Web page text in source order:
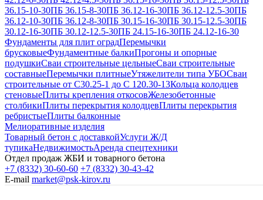
36.15-10-30ПБ 36.15-8-30ПБ 36.12-16-30ПБ 36.12-12.5-30ПБ
36.12-10-30ПБ 36.12-8-30ПБ 30.15-16-30ПБ 30.15-12.5-30ПБ
30.12-16-30ПБ 30.12-12.5-30ПБ 24.15-16-30ПБ 24.12-16-30
Фундаменты для плит оградПеремычки
брусковыеФундаментные балкиПрогоны и опорные
подушкиСваи строительные цельныеСваи строительные
составныеПеремычки плитныеУтяжелители типа УБОСваи
строительные от С30.25-1 до С 120.30-13Кольца колодцев
стеновыеПлиты крепления откосовЖелезобетонные
столбикиПлиты перекрытия колодцевПлиты перекрытия
ребристыеПлиты балконные
Мелиоративные изделия
Товарный бетон с доставкойУслуги Ж/Д
тупикаНедвижимостьАренда спецтехники
Отдел продаж ЖБИ и товарного бетона
+7 (8332) 30-60-60 +7 (8332) 30-43-42
E-mail market@psk-kirov.ru